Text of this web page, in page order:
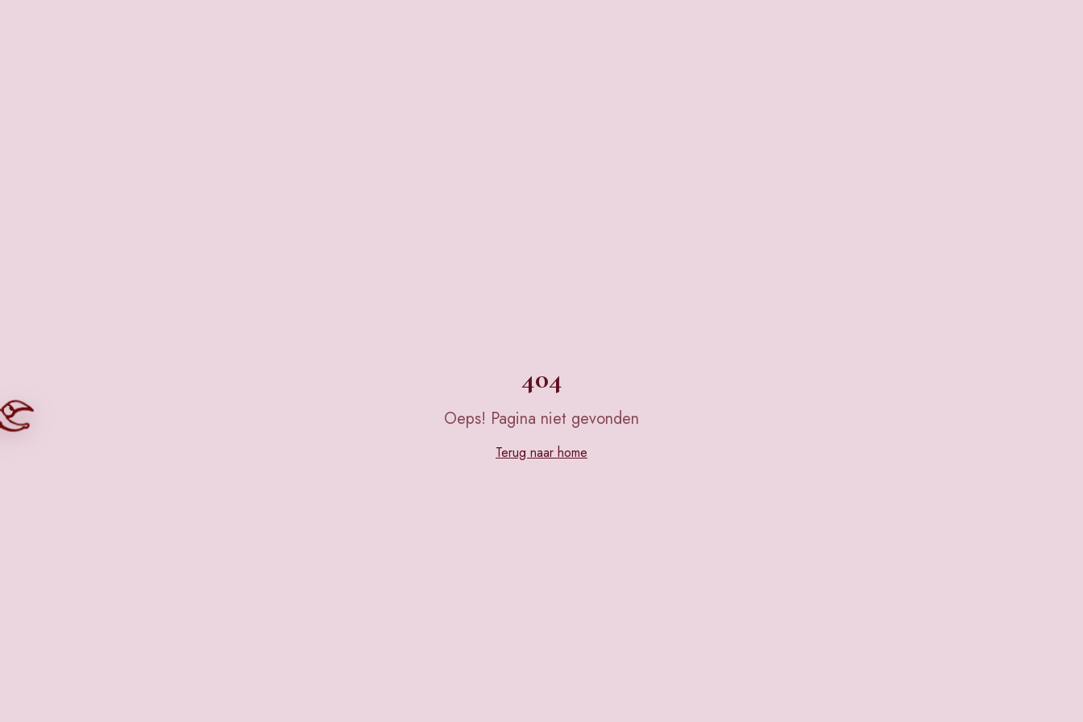
404
Oeps! Pagina niet gevonden
Terug naar home